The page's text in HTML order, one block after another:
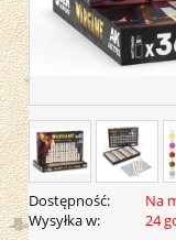
Dostępność:
Na
Wysyłka w:
24